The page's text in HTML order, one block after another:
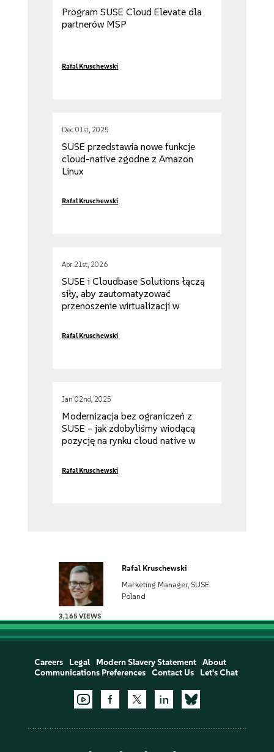
Program SUSE Cloud Elevate dla
partnerów MSP
Rafal Kruschewski
Dec 01st, 2025
SUSE przedstawia nowe funkcje
cloud-native zgodne z Amazon
Linux
Rafal Kruschewski
Apr 21st, 2026
SUSE i Cloudbase Solutions łączą
siły, aby zautomatyzować
przenoszenie wirtualizacji w
Rafal Kruschewski
Jan 02nd, 2025
Modernizacja bez ograniczeń z
SUSE – jak zdobyliśmy wiodącą
pozycję na rynku cloud native w
Rafal Kruschewski
3,165 VIEWS
Rafal Kruschewski
Marketing Manager, SUSE
Poland
Careers Legal Modern Slavery Statement
About
Communications Preferences
Contact Us Let's Chat